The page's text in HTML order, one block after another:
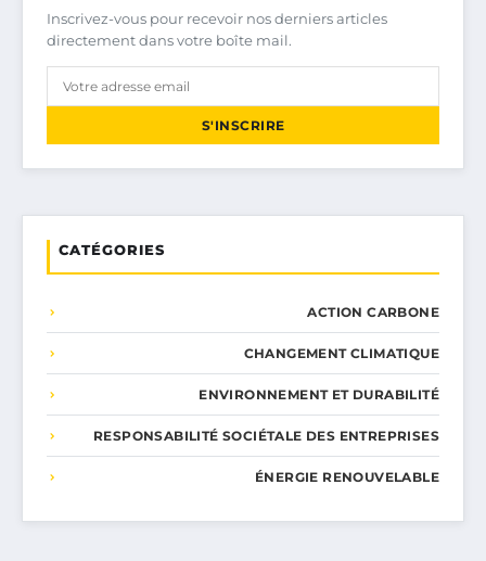
Inscrivez-vous pour recevoir nos derniers articles
directement dans votre boîte mail.
S'INSCRIRE
CATÉGORIES
ACTION CARBONE
CHANGEMENT CLIMATIQUE
ENVIRONNEMENT ET DURABILITÉ
RESPONSABILITÉ SOCIÉTALE DES ENTREPRISES
ÉNERGIE RENOUVELABLE